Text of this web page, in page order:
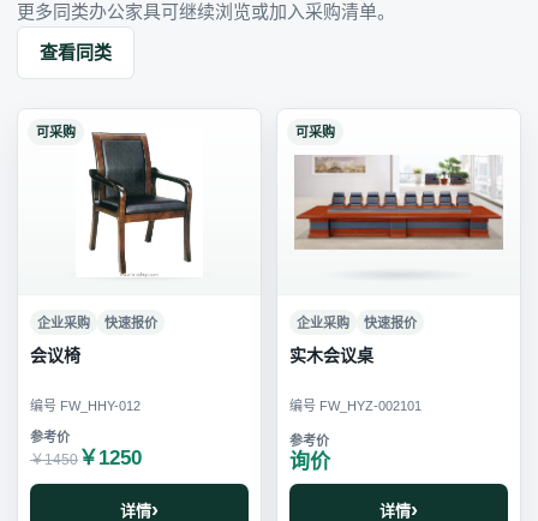
更多同类办公家具可继续浏览或加入采购清单。
查看同类
可采购
企业采购 快速报价
会议椅
编号 FW_HHY-012
￥1450 ￥1250
详情
可采购
企业采购 快速报价
实木会议桌
编号 FW_HYZ-002101
询价
详情